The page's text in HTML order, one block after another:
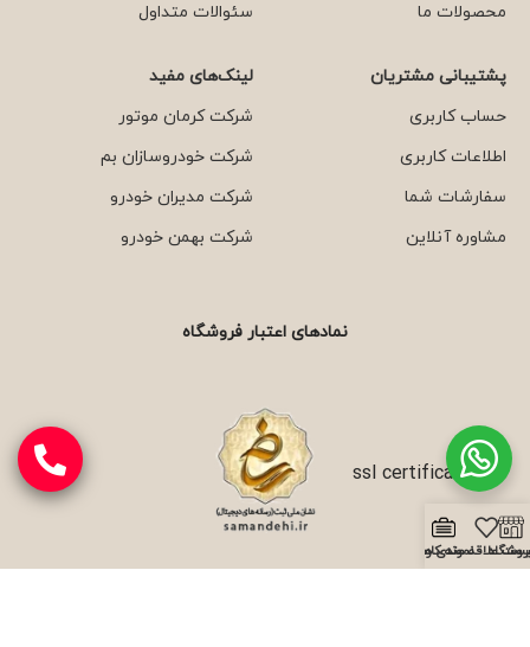
محصولات ما
سئوالات متداول
پشتیبانی مشتریان
حساب کاربری
اطلاعات کاربری
سفارشات شما
مشاوره آنلاین
لینک‌های مفید
شرکت کرمان موتور
شرکت خودروسازان بم
شرکت مدیران خودرو
شرکت بهمن خودرو
نمادهای اعتبار فروشگاه
علاقه مندی ها
نمونه کارها